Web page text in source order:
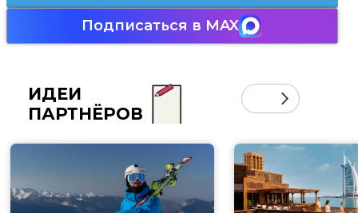
Подписаться в MAX
ИДЕИ
ПАРТНЁРОВ